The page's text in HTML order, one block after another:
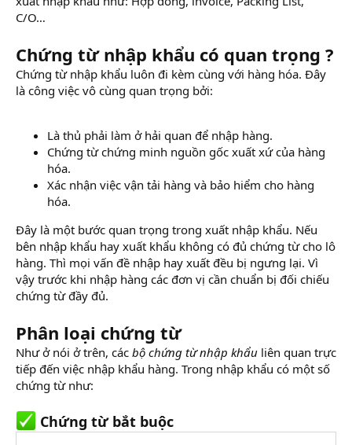
C/O…
Chứng từ nhập khẩu có quan trọng ?
Chứng từ nhập khẩu luôn đi kèm cùng với hàng hóa. Đây
là công việc vô cùng quan trọng bởi:
Là thủ phải làm ở hải quan để nhập hàng.
Chứng từ chứng minh nguồn gốc xuất xứ của hàng
hóa.
Xác nhận việc vận tải hàng và bảo hiểm cho hàng
hóa.
Đây là một bước quan trọng trong xuất nhập khẩu. Nếu
bên nhập khẩu hay xuất khẩu không có đủ chứng từ cho lô
hàng. Thì mọi vấn đề nhập hay xuất đều bị ngưng lại. Vì
vậy trước khi nhập hàng các đơn vị cần chuẩn bị đối chiếu
chứng từ đầy đủ.
Phân loại chứng từ
Như ở nói ở trên, các bộ chứng từ nhập khẩu liên quan trực
tiếp đến việc nhập khẩu hàng. Trong nhập khẩu có một số
chứng từ như:
Chứng từ bắt buộc